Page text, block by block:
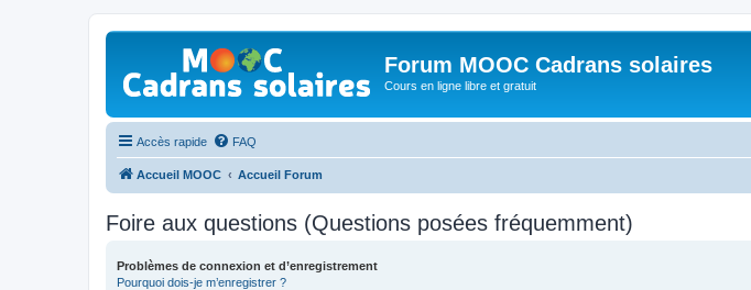
Forum MOOC Cadrans solaires
Cours en ligne libre et gratuit
Accès rapide FAQ
Accueil MOOC Accueil Forum
Foire aux questions (Questions posées fréquemment)
Problèmes de connexion et d’enregistrement
Pourquoi dois-je m’enregistrer ?